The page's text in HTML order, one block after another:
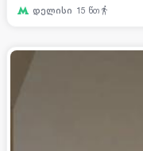
დელისი 15 წთ